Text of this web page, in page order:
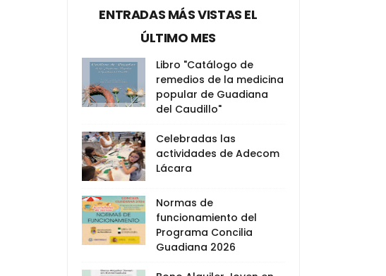
ENTRADAS MÁS VISTAS EL
ÚLTIMO MES
Libro "Catálogo de
remedios de la medicina
popular de Guadiana
del Caudillo"
Celebradas las
actividades de Adecom
Lácara
Normas de
funcionamiento del
Programa Concilia
Guadiana 2026